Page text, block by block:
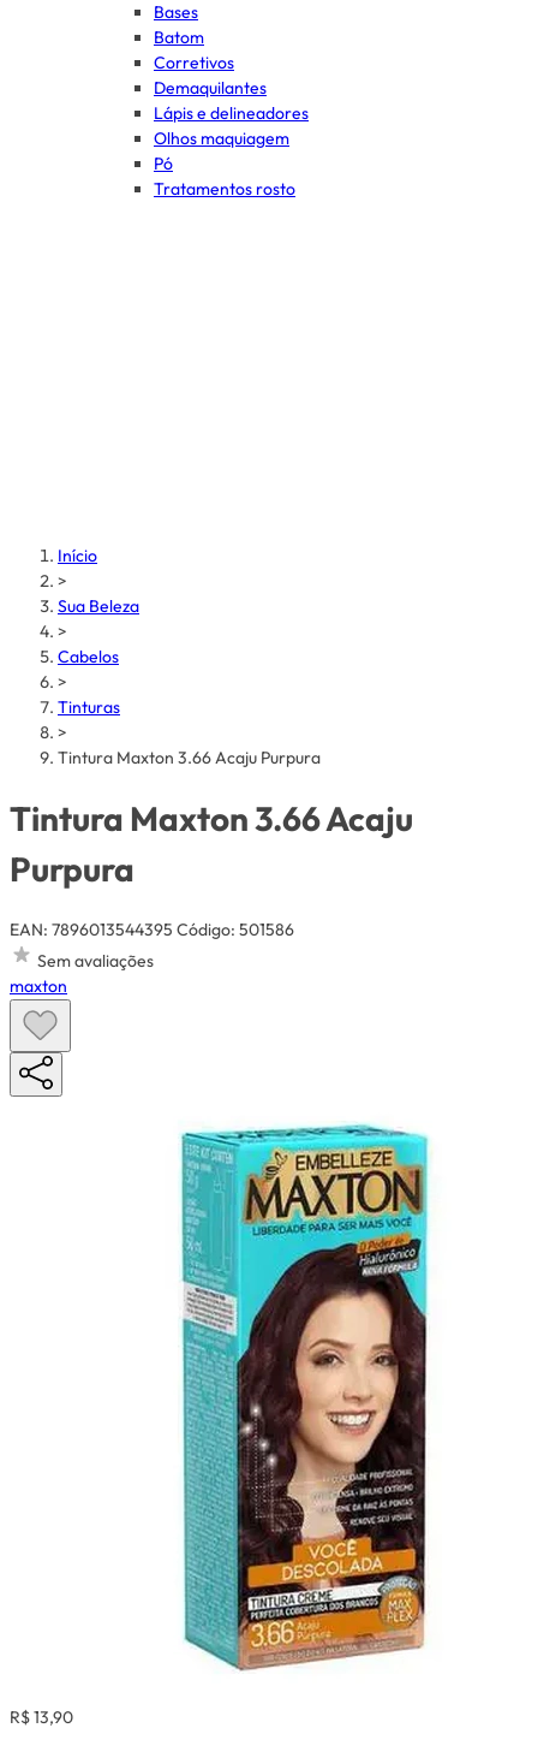
Bases
Batom
Corretivos
Demaquilantes
Lápis e delineadores
Olhos maquiagem
Pó
Tratamentos rosto
Início
>
Sua Beleza
>
Cabelos
>
Tinturas
>
Tintura Maxton 3.66 Acaju Purpura
Tintura Maxton 3.66 Acaju
Purpura
EAN: 7896013544395 Código: 501586
Sem avaliações
maxton
R$ 13,90